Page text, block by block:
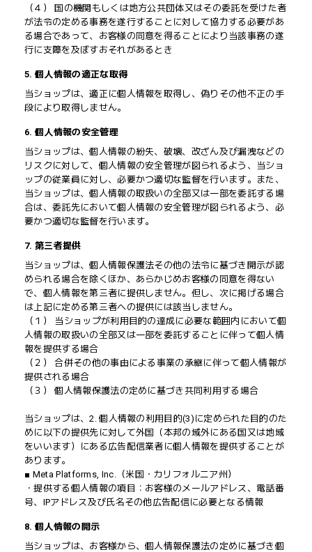
（４） 国の機関もしくは地方公共団体又はその委託を受けた者
が法令の定める事務を遂行することに対して協力する必要があ
る場合であって、お客様の同意を得ることにより当該事務の遂
行に支障を及ぼすおそれがあるとき
5. 個人情報の適正な取得
当ショップは、適正に個人情報を取得し、偽りその他不正の手
段により取得しません。
6. 個人情報の安全管理
当ショップは、個人情報の紛失、破壊、改ざん及び漏洩などの
リスクに対して、個人情報の安全管理が図られるよう、当ショ
ップの従業員に対し、必要かつ適切な監督を行います。また、
当ショップは、個人情報の取扱いの全部又は一部を委託する場
合は、委託先において個人情報の安全管理が図られるよう、必
要かつ適切な監督を行います。
7. 第三者提供
当ショップは、個人情報保護法その他の法令に基づき開示が認
められる場合を除くほか、あらかじめお客様の同意を得ない
で、個人情報を第三者に提供しません。但し、次に掲げる場合
は上記に定める第三者への提供には該当しません。
（１） 当ショップが利用目的の達成に必要な範囲内において個
人情報の取扱いの全部又は一部を委託することに伴って個人情
報を提供する場合
（２） 合併その他の事由による事業の承継に伴って個人情報が
提供される場合
（３） 個人情報保護法の定めに基づき共同利用する場合
当ショップは、2. 個人情報の利用目的(3)に定められた目的のた
めに以下の提供先に対して外国（本邦の域外にある国又は地域
をいいます）にある広告配信業者に個人情報を提供することが
あります。
■ Meta Platforms, Inc.（米国・カリフォルニア州）
・提供する個人情報の項目：お客様のメールアドレス、電話番
号、IPアドレス及び氏名その他広告配信に必要となる情報
8. 個人情報の開示
当ショップは、お客様から、個人情報保護法の定めに基づき個